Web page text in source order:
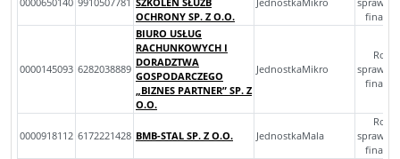
OCHRONY SP. Z O.O.
0000145093 6282038889
BIURO USŁUG
RACHUNKOWYCH I
DORADZTWA
GOSPODARCZEGO
„BIZNES PARTNER” SP. Z
O.O.
JednostkaMikro
0000918112 6172221428 BMB-STAL SP. Z O.O. JednostkaMala